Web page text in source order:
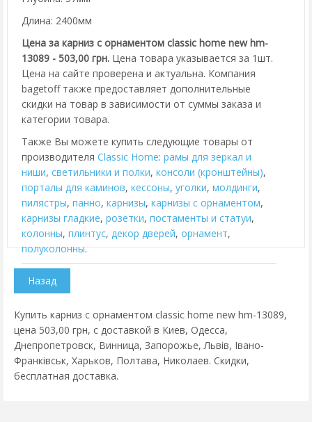
Длина: 2400мм
Цена за карниз с орнаментом classic home new hm-
13089 - 503,00 грн. Цена товара указывается за 1шт.
Цена на сайте проверена и актуальна. Компания
bagetoff также предоставляет дополнительные
скидки на товар в зависимости от суммы заказа и
категории товара.
Также Вы можете купить следующие товары от
производителя Classic Home: рамы для зеркал и
ниши, cветильники и полки, консоли (кронштейны),
порталы для каминов, кессоны, уголки, молдинги,
пилястры, панно, карнизы, карнизы с орнаментом,
карнизы гладкие, розетки, постаменты и статуи,
колонны, плинтус, декор дверей, орнамент,
полуколонны.
Купить карниз с орнаментом classic home new hm-13089,
цена 503,00 грн, с доставкой в Киев, Одесса,
Днепропетровск, Винница, Запорожье, Львів, Івано-
Франківськ, Харьков, Полтава, Николаев. Скидки,
бесплатная доставка.